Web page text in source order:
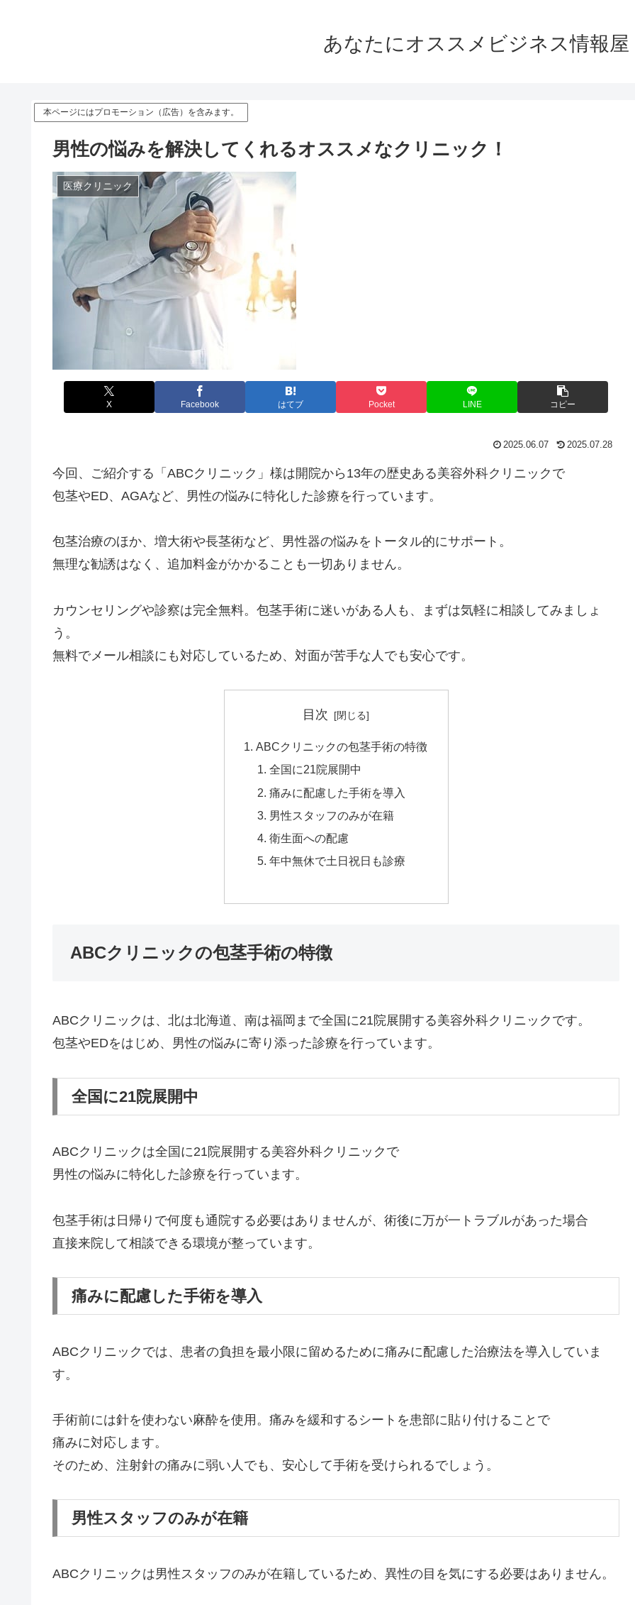
あなたにオススメビジネス情報屋
本ページにはプロモーション（広告）を含みます。
男性の悩みを解決してくれるオススメなクリニック！
医療クリニック
X Facebook はてブ Pocket LINE コピー
2025.06.07 2025.07.28
今回、ご紹介する「ABCクリニック」様は開院から13年の歴史ある美容外科クリニックで
包茎やED、AGAなど、男性の悩みに特化した診療を行っています。
包茎治療のほか、増大術や長茎術など、男性器の悩みをトータル的にサポート。
無理な勧誘はなく、追加料金がかかることも一切ありません。
カウンセリングや診察は完全無料。包茎手術に迷いがある人も、まずは気軽に相談してみましょ
う。
無料でメール相談にも対応しているため、対面が苦手な人でも安心です。
目次
ABCクリニックの包茎手術の特徴
全国に21院展開中
痛みに配慮した手術を導入
男性スタッフのみが在籍
衛生面への配慮
年中無休で土日祝日も診療
ABCクリニックの包茎手術の特徴
ABCクリニックは、北は北海道、南は福岡まで全国に21院展開する美容外科クリニックです。
包茎やEDをはじめ、男性の悩みに寄り添った診療を行っています。
全国に21院展開中
ABCクリニックは全国に21院展開する美容外科クリニックで
男性の悩みに特化した診療を行っています。
包茎手術は日帰りで何度も通院する必要はありませんが、術後に万が一トラブルがあった場合
直接来院して相談できる環境が整っています。
痛みに配慮した手術を導入
ABCクリニックでは、患者の負担を最小限に留めるために痛みに配慮した治療法を導入していま
す。
手術前には針を使わない麻酔を使用。痛みを緩和するシートを患部に貼り付けることで
痛みに対応します。
そのため、注射針の痛みに弱い人でも、安心して手術を受けられるでしょう。
男性スタッフのみが在籍
ABCクリニックは男性スタッフのみが在籍しているため、異性の目を気にする必要はありません。